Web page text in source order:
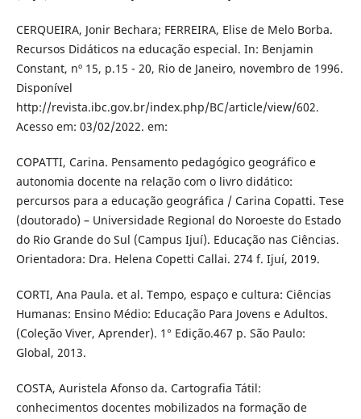
CERQUEIRA, Jonir Bechara; FERREIRA, Elise de Melo Borba.
Recursos Didáticos na educação especial. In: Benjamin
Constant, nº 15, p.15 - 20, Rio de Janeiro, novembro de 1996.
Disponível
http://revista.ibc.gov.br/index.php/BC/article/view/602.
Acesso em: 03/02/2022. em:
COPATTI, Carina. Pensamento pedagógico geográfico e
autonomia docente na relação com o livro didático:
percursos para a educação geográfica / Carina Copatti. Tese
(doutorado) – Universidade Regional do Noroeste do Estado
do Rio Grande do Sul (Campus Ijuí). Educação nas Ciências.
Orientadora: Dra. Helena Copetti Callai. 274 f. Ijuí, 2019.
CORTI, Ana Paula. et al. Tempo, espaço e cultura: Ciências
Humanas: Ensino Médio: Educação Para Jovens e Adultos.
(Coleção Viver, Aprender). 1° Edição.467 p. São Paulo:
Global, 2013.
COSTA, Auristela Afonso da. Cartografia Tátil:
conhecimentos docentes mobilizados na formação de